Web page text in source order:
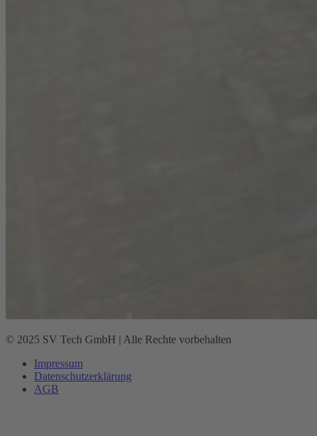
© 2025 SV Tech GmbH | Alle Rechte vorbehalten
Impressum
Datenschutz­erklärung
AGB